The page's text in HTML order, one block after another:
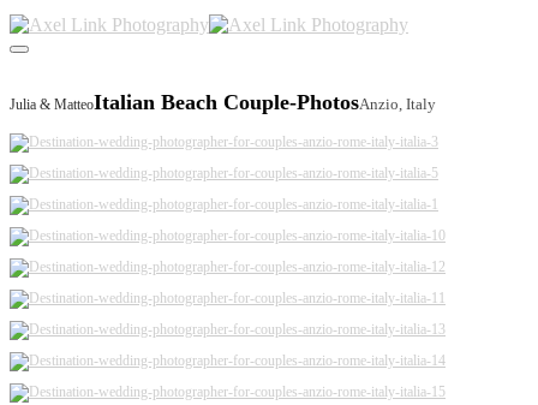
Julia & MatteoItalian Beach Couple-PhotosAnzio, Italy